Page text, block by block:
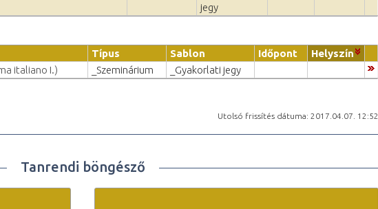
jegy
Típus Sablon Időpont
Helyszín
italiano I.) _Szeminárium _Gyakorlati jegy
Utolsó frissítés dátuma: 2017.04.07. 12:52
Tanrendi böngésző